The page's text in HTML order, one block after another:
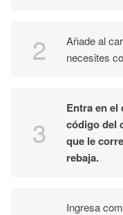
Añade al
necesites
Entra en
código del
que le
rebaja.
Ingresa